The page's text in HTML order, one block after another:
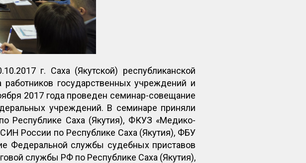
г. Саха (Якутской) республиканской
государственных учреждений и
2017 года проведен семинар-совещание
учреждений. В семинаре приняли
Республике Саха (Якутия), ФКУЗ «Медико-
России по Республике Саха (Якутия), ФБУ
Федеральной службы судебных приставов
службы РФ по Республике Саха (Якутия),